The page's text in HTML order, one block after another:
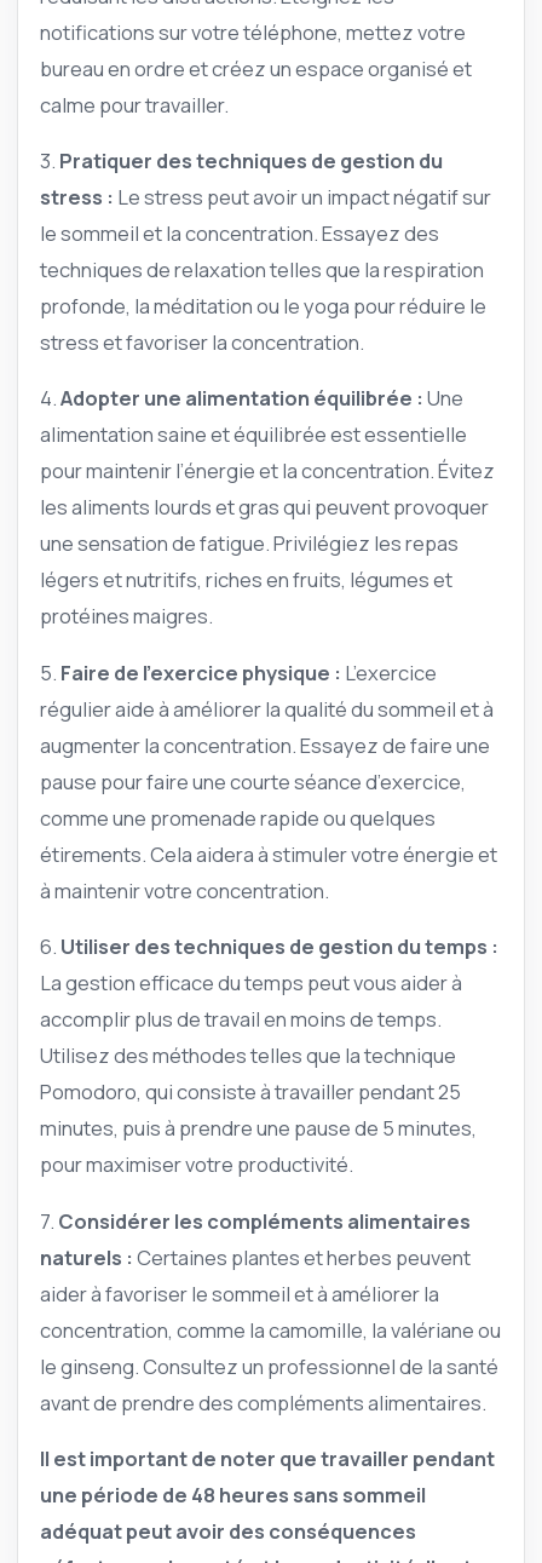
notifications sur votre téléphone, mettez votre
bureau en ordre et créez un espace organisé et
calme pour travailler.
3. Pratiquer des techniques de gestion du
stress : Le stress peut avoir un impact négatif sur
le sommeil et la concentration. Essayez des
techniques de relaxation telles que la respiration
profonde, la méditation ou le yoga pour réduire le
stress et favoriser la concentration.
4.Adopter une alimentation équilibrée : Une
alimentation saine et équilibrée est essentielle
pour maintenir l’énergie et la concentration. Évitez
les aliments lourds et gras qui peuvent provoquer
une sensation de fatigue. Privilégiez les repas
légers et nutritifs, riches en fruits, légumes et
protéines maigres.
5. Faire de l’exercice physique : L’exercice
régulier aide à améliorer la qualité du sommeil et à
augmenter la concentration. Essayez de faire une
pause pour faire une courte séance d’exercice,
comme une promenade rapide ou quelques
étirements. Cela aidera à stimuler votre énergie et
à maintenir votre concentration.
6. Utiliser des techniques de gestion du temps :
La gestion efficace du temps peut vous aider à
accomplir plus de travail en moins de temps.
Utilisez des méthodes telles que la technique
Pomodoro, qui consiste à travailler pendant 25
minutes, puis à prendre une pause de 5 minutes,
pour maximiser votre productivité.
7. Considérer les compléments alimentaires
naturels : Certaines plantes et herbes peuvent
aider à favoriser le sommeil et à améliorer la
concentration, comme la camomille, la valériane ou
le ginseng. Consultez un professionnel de la santé
avant de prendre des compléments alimentaires.
Il est important de noter que travailler pendant
une période de 48 heures sans sommeil
adéquat peut avoir des conséquences